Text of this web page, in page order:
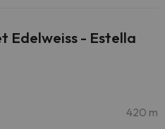
Edelweiss - Estella
420 m